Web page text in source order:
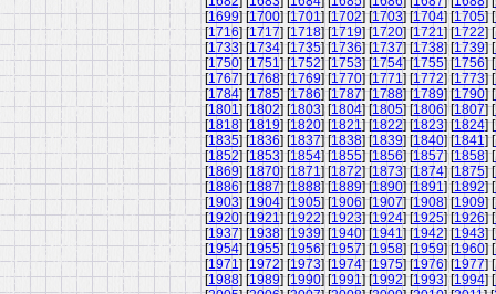
[1699] [1700] [1701] [1702] [1703] [1704] [1705] [
[1716] [1717] [1718] [1719] [1720] [1721] [1722] [
[1733] [1734] [1735] [1736] [1737] [1738] [1739] [
[1750] [1751] [1752] [1753] [1754] [1755] [1756] [
[1767] [1768] [1769] [1770] [1771] [1772] [1773] [
[1784] [1785] [1786] [1787] [1788] [1789] [1790] [
[1801] [1802] [1803] [1804] [1805] [1806] [1807] [
[1818] [1819] [1820] [1821] [1822] [1823] [1824] [
[1835] [1836] [1837] [1838] [1839] [1840] [1841] [
[1852] [1853] [1854] [1855] [1856] [1857] [1858] [
[1869] [1870] [1871] [1872] [1873] [1874] [1875] [
[1886] [1887] [1888] [1889] [1890] [1891] [1892] [
[1903] [1904] [1905] [1906] [1907] [1908] [1909] [
[1920] [1921] [1922] [1923] [1924] [1925] [1926] [
[1937] [1938] [1939] [1940] [1941] [1942] [1943] [
[1954] [1955] [1956] [1957] [1958] [1959] [1960] [
[1971] [1972] [1973] [1974] [1975] [1976] [1977] [
[1988] [1989] [1990] [1991] [1992] [1993] [1994] [